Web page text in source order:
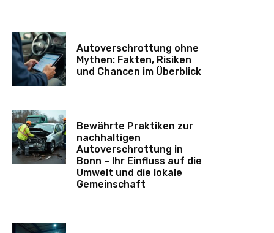
Autoverschrottung ohne
Mythen: Fakten, Risiken
und Chancen im Überblick
Bewährte Praktiken zur
nachhaltigen
Autoverschrottung in
Bonn – Ihr Einfluss auf die
Umwelt und die lokale
Gemeinschaft